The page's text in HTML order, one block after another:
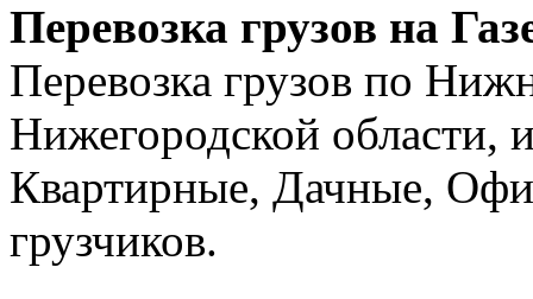
Перевозка грузов на
Перевозка грузов по
Нижегородской области,
Квартирные, Дачные,
грузчиков.